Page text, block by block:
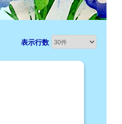
表示行数